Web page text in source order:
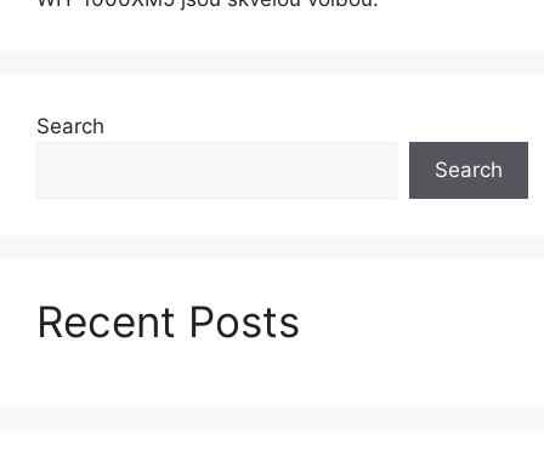
Search
Search
Recent Posts